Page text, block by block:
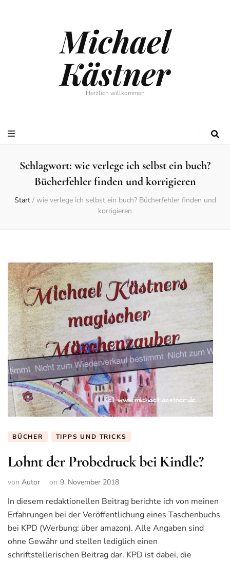
Michael
Kästner
Herzlich willkommen
Schlagwort: wie verlege ich selbst ein buch?
Bücherfehler finden und korrigieren
Start / wie verlege ich selbst ein buch? Bücherfehler finden und
korrigieren
BÜCHER TIPPS UND TRICKS
Lohnt der Probedruck bei Kindle?
von Autor on 9. November 2018
In diesem redaktionellen Beitrag berichte ich von meinen
Erfahrungen bei der Veröffentlichung eines Taschenbuchs
bei KPD (Werbung: über amazon). Alle Angaben sind
ohne Gewähr und stellen lediglich einen
schriftstellerischen Beitrag dar. KPD ist dabei, die